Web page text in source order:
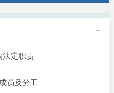
+
法定职责
员及分工